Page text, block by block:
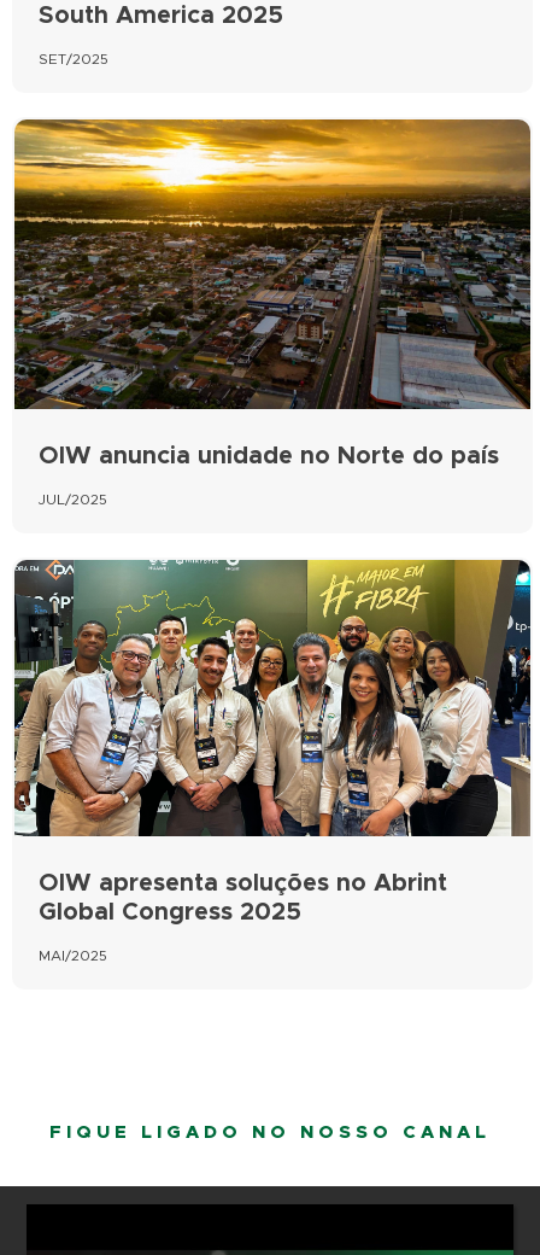
South America 2025
SET/2025
OIW anuncia unidade no Norte do país
JUL/2025
OIW apresenta soluções no Abrint
Global Congress 2025
MAI/2025
FIQUE LIGADO NO NOSSO CANAL